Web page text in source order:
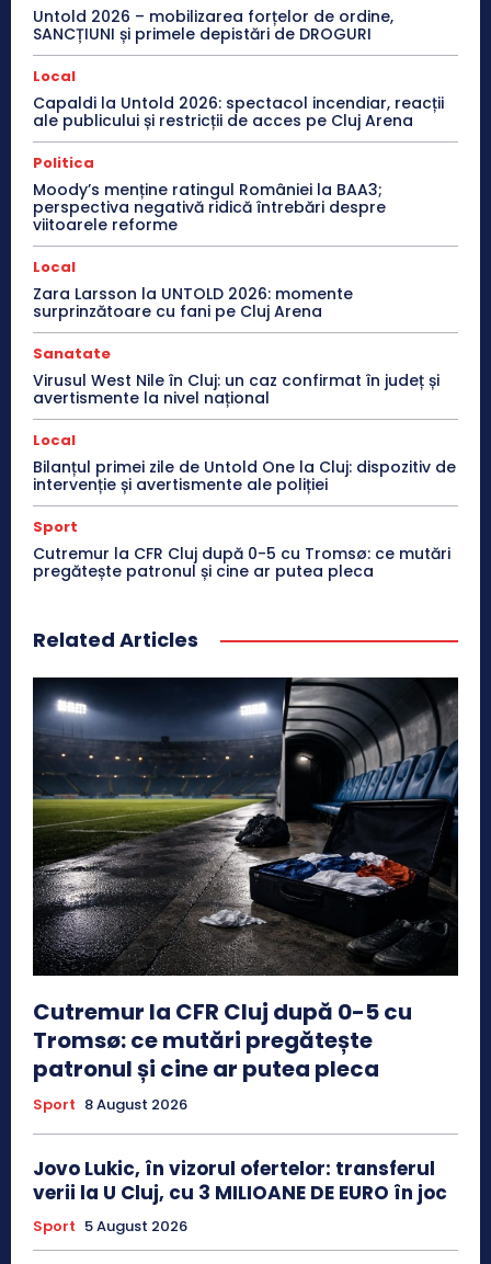
Untold 2026 – mobilizarea forțelor de ordine,
SANCȚIUNI și primele depistări de DROGURI
Local
Capaldi la Untold 2026: spectacol incendiar, reacții
ale publicului și restricții de acces pe Cluj Arena
Politica
Moody’s menține ratingul României la BAA3;
perspectiva negativă ridică întrebări despre
viitoarele reforme
Local
Zara Larsson la UNTOLD 2026: momente
surprinzătoare cu fani pe Cluj Arena
Sanatate
Virusul West Nile în Cluj: un caz confirmat în județ și
avertismente la nivel național
Local
Bilanțul primei zile de Untold One la Cluj: dispozitiv de
intervenție și avertismente ale poliției
Sport
Cutremur la CFR Cluj după 0-5 cu Tromsø: ce mutări
pregătește patronul și cine ar putea pleca
Related Articles
Cutremur la CFR Cluj după 0-5 cu
Tromsø: ce mutări pregătește
patronul și cine ar putea pleca
Sport 8 August 2026
Jovo Lukic, în vizorul ofertelor: transferul
verii la U Cluj, cu 3 MILIOANE DE EURO în joc
Sport 5 August 2026